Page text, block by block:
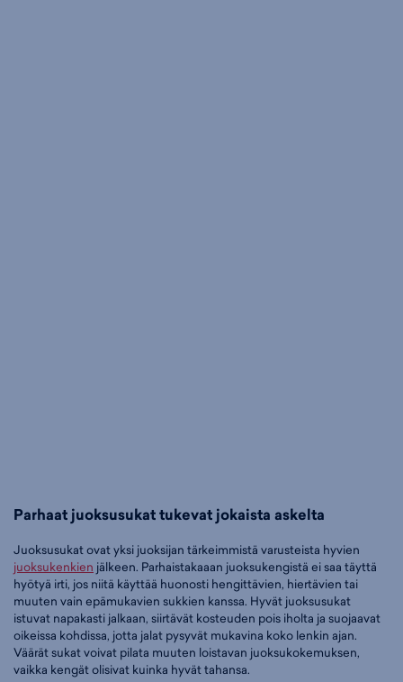
Parhaat juoksusukat tukevat jokaista askelta
Juoksusukat ovat yksi juoksijan tärkeimmistä varusteista hyvien
juoksukenkien jälkeen. Parhaistakaaan juoksukengistä ei saa täyttä
hyötyä irti, jos niitä käyttää huonosti hengittävien, hiertävien tai
muuten vain epämukavien sukkien kanssa. Hyvät juoksusukat
istuvat napakasti jalkaan, siirtävät kosteuden pois iholta ja suojaavat
oikeissa kohdissa, jotta jalat pysyvät mukavina koko lenkin ajan.
Väärät sukat voivat pilata muuten loistavan juoksukokemuksen,
vaikka kengät olisivat kuinka hyvät tahansa.